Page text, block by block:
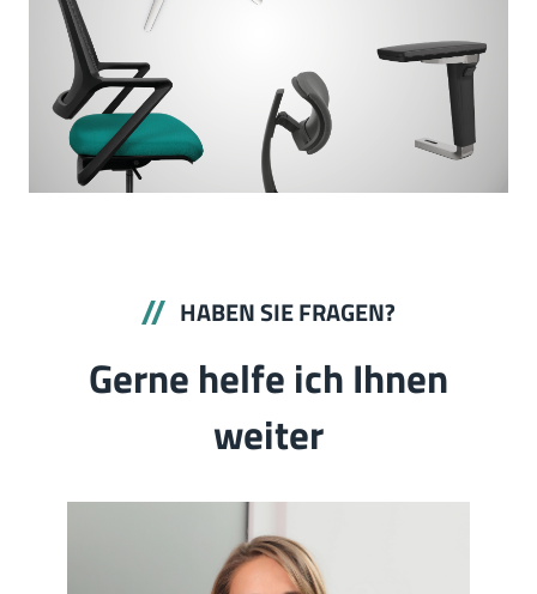
HABEN SIE FRAGEN?
Gerne helfe ich Ihnen
weiter